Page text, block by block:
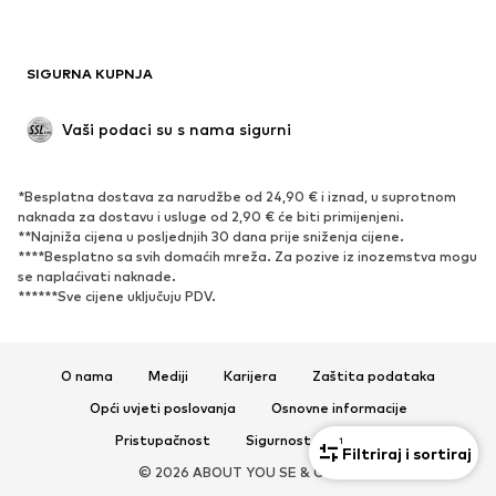
1
Filtriraj i sortiraj
OBUĆA
Novo
Otvorena obuća
Ekskluzivno
SPORT
Sportska odjeća
Šilterice i kape
Torbe i ruksaci
SIGURNA KUPNJA
Vaši podaci su s nama sigurni
*Besplatna dostava za narudžbe od 24,90 € i iznad, u suprotnom
naknada za dostavu i usluge od 2,90 € će biti primijenjeni.
**Najniža cijena u posljednjih 30 dana prije sniženja cijene.
****Besplatno sa svih domaćih mreža. Za pozive iz inozemstva mogu
se naplaćivati ​​naknade.
******Sve cijene uključuju PDV.
O nama Mediji Karijera
Zaštita podataka
Opći uvjeti poslovanja
Osnovne informacije
Pristupačnost
Sigurnost proizvoda
© 2026 ABOUT YOU SE & Co. KG